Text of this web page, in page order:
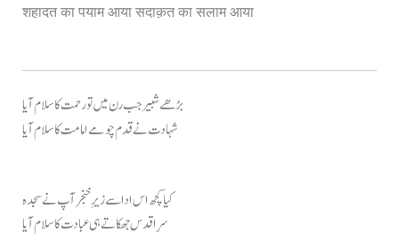
शहादत का पयाम आया सदाक़त का सलाम आया
بڑھے شبیر جب رن میں تو رحمت کا سلام آیا
شہادت نے قدم چومے امامت کا سلام آیا
کیا کچھ اس ادا سے زیرِ خنجر آپ نے سجدہ
سرِ اقدس جھکاتے ہی عبادت کا سلام آیا